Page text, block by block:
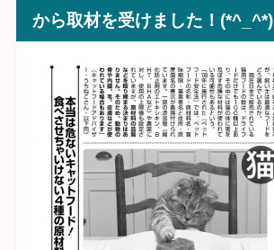
から取材を受けました！(*^_^*)